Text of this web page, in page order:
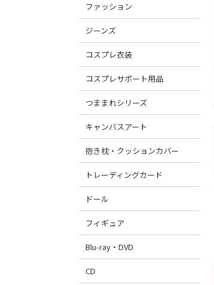
ファッション
ジーンズ
コスプレ衣装
コスプレサポート用品
つままれシリーズ
キャンバスアート
抱き枕・クッションカバー
トレーディングカード
ドール
フィギュア
Blu-ray・DVD
CD